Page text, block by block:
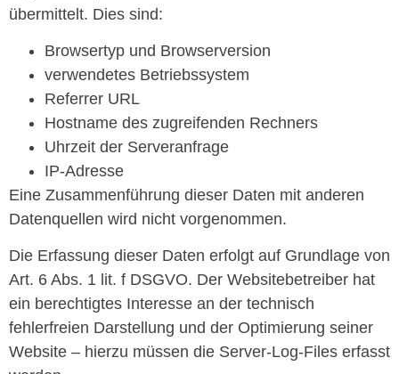
übermittelt. Dies sind:
Browsertyp und Browserversion
verwendetes Betriebssystem
Referrer URL
Hostname des zugreifenden Rechners
Uhrzeit der Serveranfrage
IP-Adresse
Eine Zusammenführung dieser Daten mit anderen
Datenquellen wird nicht vorgenommen.
Die Erfassung dieser Daten erfolgt auf Grundlage von
Art. 6 Abs. 1 lit. f DSGVO. Der Websitebetreiber hat
ein berechtigtes Interesse an der technisch
fehlerfreien Darstellung und der Optimierung seiner
Website – hierzu müssen die Server-Log-Files erfasst